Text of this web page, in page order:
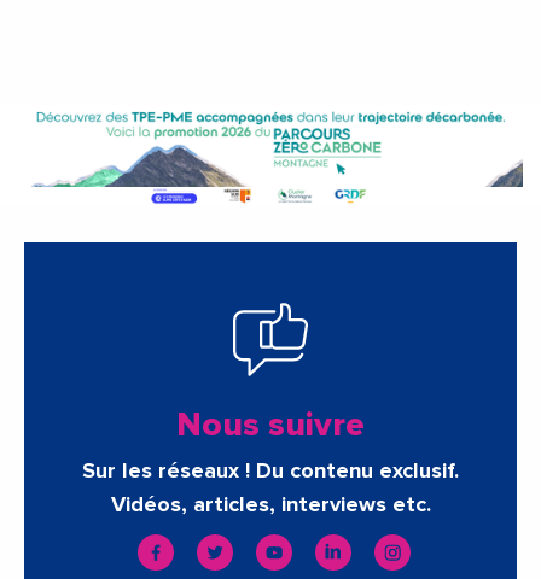
Nous suivre
Sur les réseaux ! Du contenu exclusif.
Vidéos, articles, interviews etc.